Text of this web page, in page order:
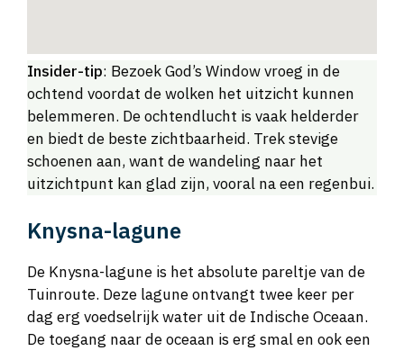
Insider-tip: Bezoek God’s Window vroeg in de
ochtend voordat de wolken het uitzicht kunnen
belemmeren. De ochtendlucht is vaak helderder
en biedt de beste zichtbaarheid. Trek stevige
schoenen aan, want de wandeling naar het
uitzichtpunt kan glad zijn, vooral na een regenbui.
Knysna-lagune
De Knysna-lagune is het absolute pareltje van de
Tuinroute. Deze lagune ontvangt twee keer per
dag erg voedselrijk water uit de Indische Oceaan.
De toegang naar de oceaan is erg smal en ook een